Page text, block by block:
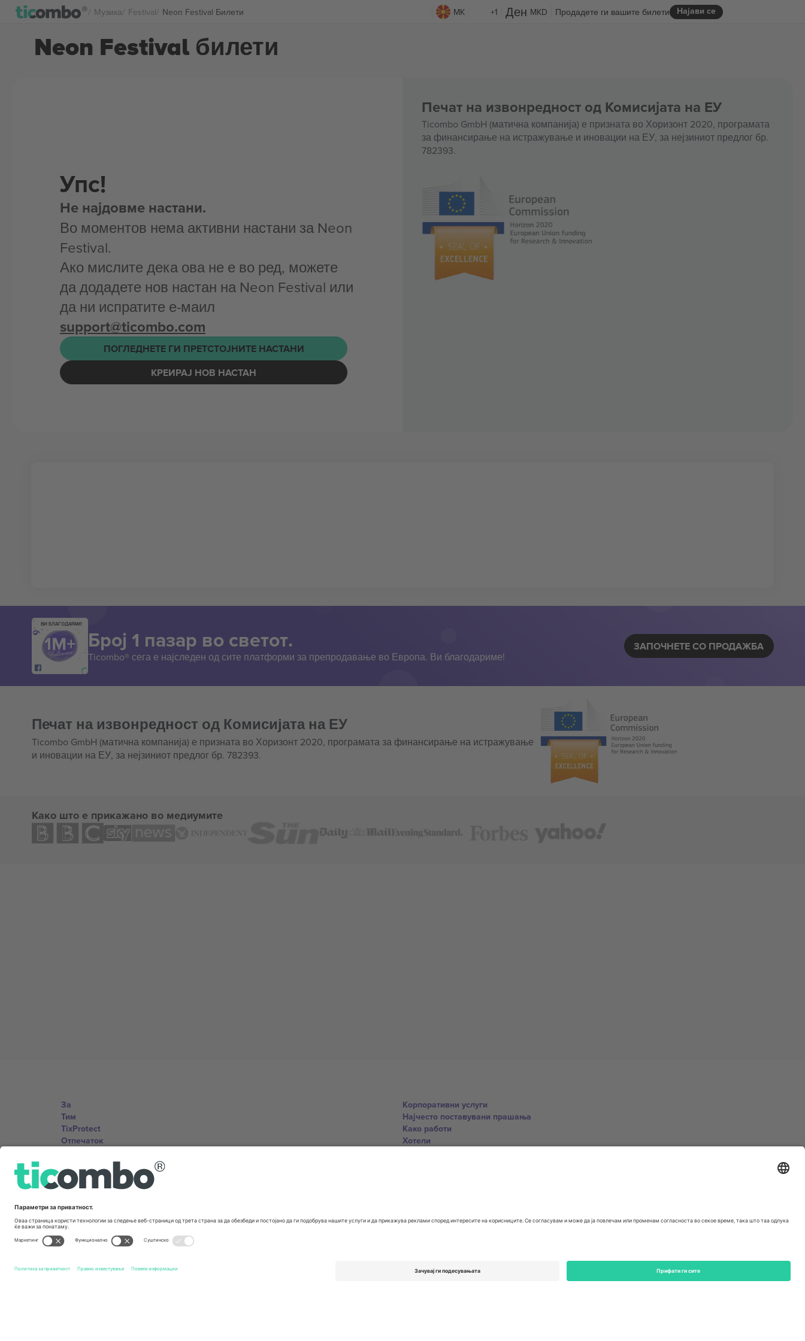
Музика Festival Neon Festival Билети MK +1 MKD Најави се
Продадете ги вашите билети
Neon Festival билети
Упс!
Не најдовме настани.
Во моментов нема активни настани за Neon
Festival.
Ако мислите дека ова не е во ред, можете
да додадете нов настан на Neon Festival или
да ни испратите е-маил
support@ticombo.com
ПОГЛЕДНЕТЕ ГИ ПРЕТСТОЈНИТЕ НАСТАНИ
КРЕИРАЈ НОВ НАСТАН
Печат на извонредност од Комисијата на ЕУ
Ticombo GmbH (матична компанија) е призната во Хоризонт 2020, програмата
за финансирање на истражување и иновации на ЕУ, за нејзиниот предлог бр.
782393.
ВИ БЛАГОДАРАМ!
Број 1 пазар во светот.
Ticombo® сега е најследен од сите платформи за препродавање во Европа. Ви благодариме!
ЗАПОЧНЕТЕ СО ПРОДАЖБА
Печат на извонредност од Комисијата на ЕУ
Ticombo GmbH (матична компанија) е призната во Хоризонт 2020, програмата за финансирање на истражување
и иновации на ЕУ, за нејзиниот предлог бр. 782393.
Како што е прикажано во медиумите
За
Тим
TixProtect
Отпечаток
Придружна програма
Корпоративни услуги
Најчесто поставувани прашања
Како работи
Хотели